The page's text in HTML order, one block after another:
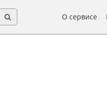
О сервисе